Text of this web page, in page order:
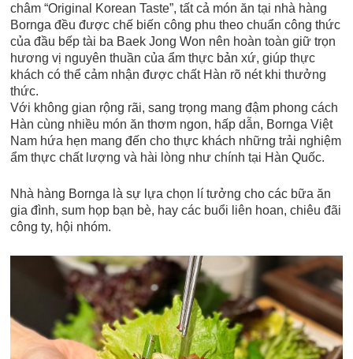
châm “Original Korean Taste”, tất cả món ăn tại nhà hàng
Bornga đều được chế biến công phu theo chuẩn công thức
của đầu bếp tài ba Baek Jong Won nên hoàn toàn giữ trọn
hương vị nguyên thuần của ẩm thực bản xứ, giúp thực
khách có thể cảm nhận được chất Hàn rõ nét khi thưởng
thức.
Với không gian rộng rãi, sang trọng mang đậm phong cách
Hàn cùng nhiều món ăn thơm ngon, hấp dẫn, Bornga Việt
Nam hứa hẹn mang đến cho thực khách những trải nghiệm
ẩm thực chất lượng và hài lòng như chính tại Hàn Quốc.
Nhà hàng Bornga là sự lựa chọn lí tưởng cho các bữa ăn
gia đình, sum họp bạn bè, hay các buổi liên hoan, chiêu đãi
công ty, hội nhóm.